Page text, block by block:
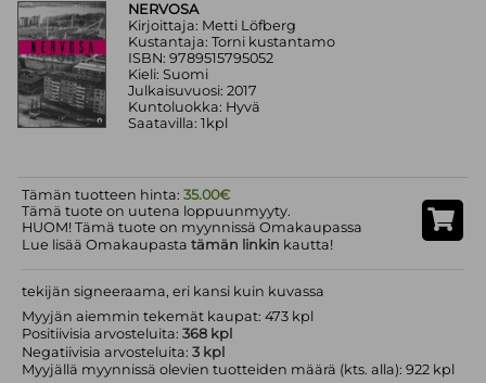
NERVOSA
Kirjoittaja: Metti Löfberg
Kustantaja: Torni kustantamo
ISBN: 9789515795052
Kieli: Suomi
Julkaisuvuosi: 2017
Kuntoluokka: Hyvä
Saatavilla: 1kpl
Tämän tuotteen hinta:35.00€
Tämä tuote on uutena loppuunmyyty.
HUOM! Tämä tuote on myynnissä Omakaupassa
Lue lisää Omakaupastatämän linkin kautta!
tekijän signeeraama, eri kansi kuin kuvassa
Myyjän aiemmin tekemät kaupat: 473 kpl
Positiivisia arvosteluita:368 kpl
Negatiivisia arvosteluita:3 kpl
Myyjällä myynnissä olevien tuotteiden määrä (kts. alla): 922 kpl